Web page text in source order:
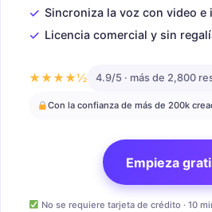
✓ Sincroniza la voz con video e
✓ Licencia comercial y sin
★★★★½ 4.9/5 · más de 2,800
Con la confianza de más de 200k
Empieza
No se requiere tarjeta de crédito · 10